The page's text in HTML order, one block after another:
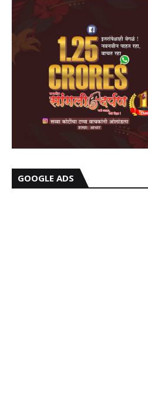
GOOGLE ADS